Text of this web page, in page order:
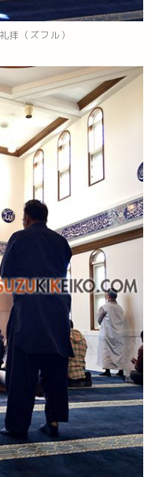
（ズフル）